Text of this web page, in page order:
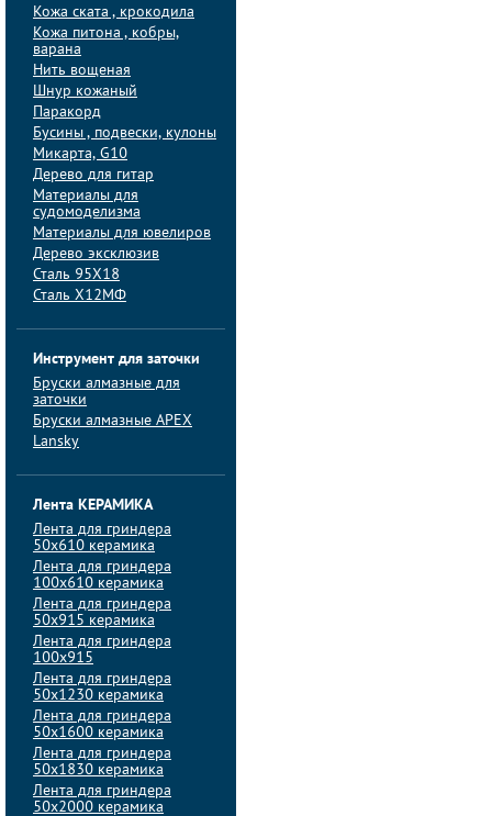
Кожа ската , крокодила
Кожа питона , кобры,
варана
Нить вощеная
Шнур кожаный
Паракорд
Бусины , подвески, кулоны
Микарта, G10
Дерево для гитар
Материалы для
судомоделизма
Материалы для ювелиров
Дерево эксклюзив
Сталь 95Х18
Сталь Х12МФ
Инструмент для заточки
Бруски алмазные для
заточки
Бруски алмазные APEX
Lansky
Лента КЕРАМИКА
Лента для гриндера
50х610 керамика
Лента для гриндера
100х610 керамика
Лента для гриндера
50х915 керамика
Лента для гриндера
100х915
Лента для гриндера
50х1230 керамика
Лента для гриндера
50х1600 керамика
Лента для гриндера
50х1830 керамика
Лента для гриндера
50х2000 керамика